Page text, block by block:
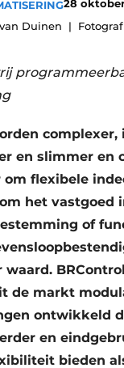
28
Duinen
complexer,
en slimmer en
om flexibele
het vastgoed
of
waard.
de markt
ontwikkeld
en
bieden